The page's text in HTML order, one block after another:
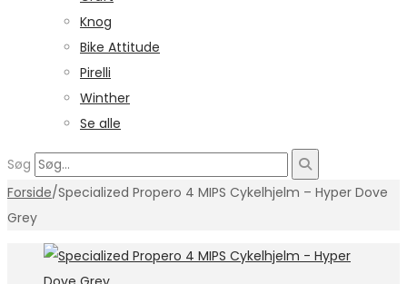
Knog
Bike Attitude
Pirelli
Winther
Se alle
Søg
Forside/Specialized Propero 4 MIPS Cykelhjelm – Hyper Dove
Grey